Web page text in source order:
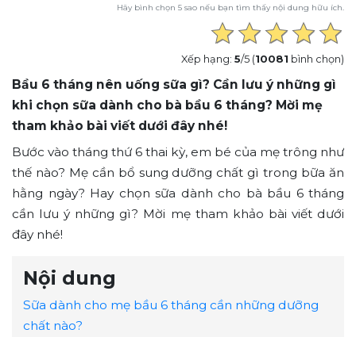
Hãy bình chọn 5 sao nếu bạn tìm thấy nội dung hữu ích.
Xếp hạng: 5/5 (10081 bình chọn)
Bầu 6 tháng nên uống sữa gì? Cần lưu ý những gì
khi chọn sữa dành cho bà bầu 6 tháng? Mời mẹ
tham khảo bài viết dưới đây nhé!
Bước vào tháng thứ 6 thai kỳ, em bé của mẹ trông như
thế nào? Mẹ cần bổ sung dưỡng chất gì trong bữa ăn
hằng ngày? Hay chọn sữa dành cho bà bầu 6 tháng
cần lưu ý những gì? Mời mẹ tham khảo bài viết dưới
đây nhé!
Nội dung
Sữa dành cho mẹ bầu 6 tháng cần những dưỡng
chất nào?